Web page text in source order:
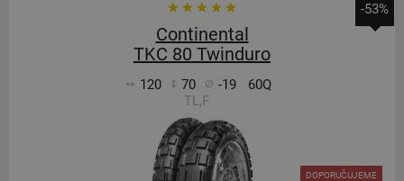
-53%
Continental
TKC 80 Twinduro
120 70 -19
60Q
TL,F
DOPORUČUJEME